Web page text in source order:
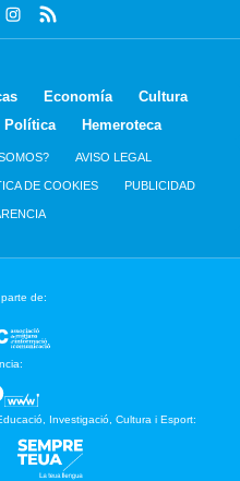
Economía
Cultura
Política Hemeroteca
AVISO LEGAL
DE COOKIES PUBLICIDAD
de:
Investigació, Cultura i Esport: